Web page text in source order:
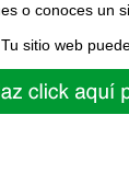
o conoces un
Tu sitio web